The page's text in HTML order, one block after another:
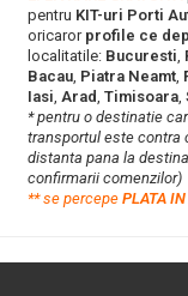
pentru KIT-uri Porti
oricarorprofile ce
localitatile: Bucuresti,
Bacau, Piatra Neamt,
Iasi, Arad, Timisoara,
* pentru o destinatie
transportul este contra
distanta pana la
confirmarii comenzilor)
**se percepe PLATA